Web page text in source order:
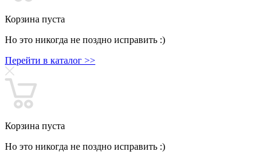
Корзина пуста
Но это никогда не поздно исправить :)
Перейти в каталог >>
Корзина пуста
Но это никогда не поздно исправить :)